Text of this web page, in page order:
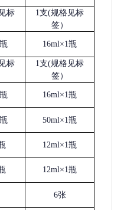
标
1支(规格见标
签）
16ml×1瓶
标
1支(规格见标
签）
16ml×1瓶
50ml×1瓶
12ml×1瓶
12ml×1瓶
6张